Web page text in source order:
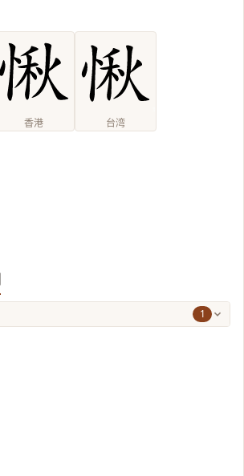
香港 台湾
1